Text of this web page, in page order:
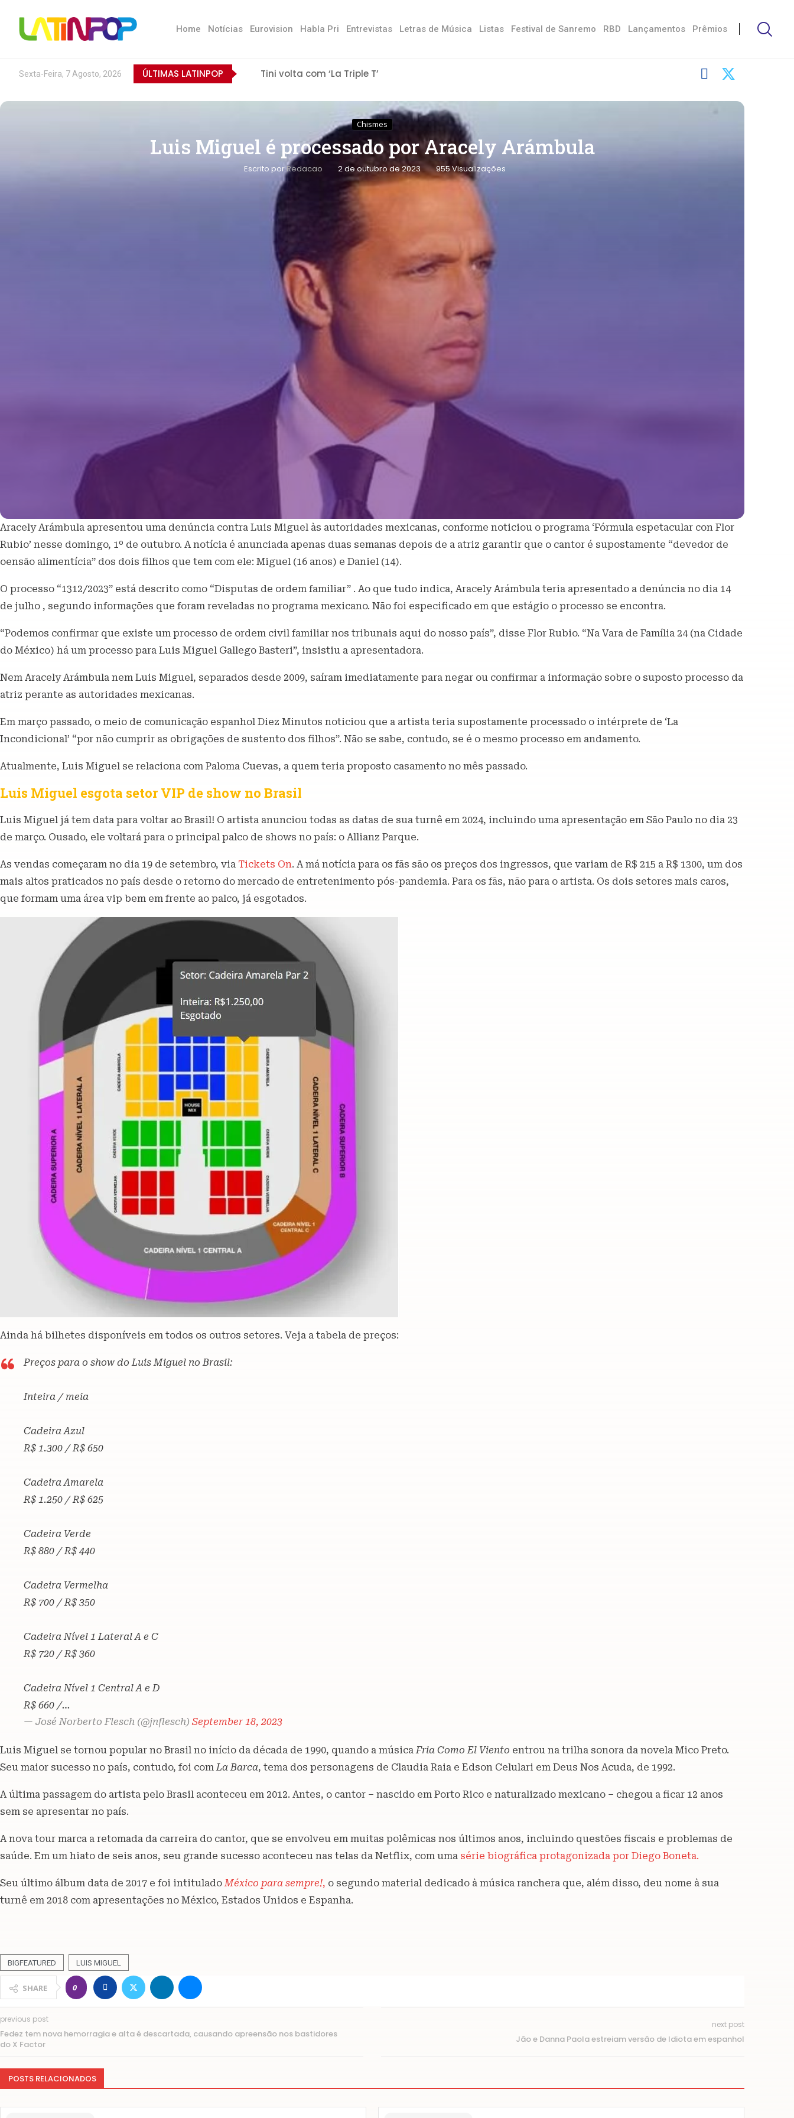
Home Notícias Eurovision Habla Pri Entrevistas Letras de Música Listas Festival de Sanremo RBD Lançamentos Prêmios
Sexta-Feira, 7 Agosto, 2026 ÚLTIMAS LATINPOP Tini volta com ‘La Triple T’
Chismes
Luis Miguel é processado por Aracely Arámbula
Escrito porRedacao 2 de outubro de 2023 955Visualizações
Aracely Arámbula apresentou uma denúncia contra Luis Miguel às autoridades mexicanas, conforme noticiou o programa ‘Fórmula espetacular con Flor
Rubio’ nesse domingo, 1º de outubro. A notícia é anunciada apenas duas semanas depois de a atriz garantir que o cantor é supostamente “devedor de
oensão alimentícia” dos dois filhos que tem com ele: Miguel (16 anos) e Daniel (14).
O processo “1312/2023” está descrito como “Disputas de ordem familiar” . Ao que tudo indica, Aracely Arámbula teria apresentado a denúncia no dia 14
de julho , segundo informações que foram reveladas no programa mexicano. Não foi especificado em que estágio o processo se encontra.
“Podemos confirmar que existe um processo de ordem civil familiar nos tribunais aqui do nosso país”, disse Flor Rubio. “Na Vara de Família 24 (na Cidade
do México) há um processo para Luis Miguel Gallego Basteri”, insistiu a apresentadora.
Nem Aracely Arámbula nem Luis Miguel, separados desde 2009, saíram imediatamente para negar ou confirmar a informação sobre o suposto processo da
atriz perante as autoridades mexicanas.
Em março passado, o meio de comunicação espanhol Diez Minutos noticiou que a artista teria supostamente processado o intérprete de ‘La
Incondicional’ “por não cumprir as obrigações de sustento dos filhos”. Não se sabe, contudo, se é o mesmo processo em andamento.
Atualmente, Luis Miguel se relaciona com Paloma Cuevas, a quem teria proposto casamento no mês passado.
Luis Miguel esgota setor VIP de show no Brasil
Luis Miguel já tem data para voltar ao Brasil! O artista anunciou todas as datas de sua turnê em 2024, incluindo uma apresentação em São Paulo no dia 23
de março. Ousado, ele voltará para o principal palco de shows no país: o Allianz Parque.
As vendas começaram no dia 19 de setembro, via Tickets On. A má notícia para os fãs são os preços dos ingressos, que variam de R$ 215 a R$ 1300, um dos
mais altos praticados no país desde o retorno do mercado de entretenimento pós-pandemia. Para os fãs, não para o artista. Os dois setores mais caros,
que formam uma área vip bem em frente ao palco, já esgotados.
Ainda há bilhetes disponíveis em todos os outros setores. Veja a tabela de preços:
Preços para o show do Luis Miguel no Brasil:
Inteira / meia
Cadeira Azul
R$ 1.300 / R$ 650
Cadeira Amarela
R$ 1.250 / R$ 625
Cadeira Verde
R$ 880 / R$ 440
Cadeira Vermelha
R$ 700 / R$ 350
Cadeira Nível 1 Lateral A e C
R$ 720 / R$ 360
Cadeira Nível 1 Central A e D
R$ 660 /…
— José Norberto Flesch (@jnflesch) September 18, 2023
Luis Miguel se tornou popular no Brasil no início da década de 1990, quando a músicaFria Como El Viento entrou na trilha sonora da novela Mico Preto.
Seu maior sucesso no país, contudo, foi comLa Barca, tema dos personagens de Claudia Raia e Edson Celulari em Deus Nos Acuda, de 1992.
A última passagem do artista pelo Brasil aconteceu em 2012. Antes, o cantor – nascido em Porto Rico e naturalizado mexicano – chegou a ficar 12 anos
sem se apresentar no país.
A nova tour marca a retomada da carreira do cantor, que se envolveu em muitas polêmicas nos últimos anos, incluindo questões fiscais e problemas de
saúde. Em um hiato de seis anos, seu grande sucesso aconteceu nas telas da Netflix, com uma série biográfica protagonizada por Diego Boneta.
Seu último álbum data de 2017 e foi intitulado México para sempre!, o segundo material dedicado à música ranchera que, além disso, deu nome à sua
turnê em 2018 com apresentações no México, Estados Unidos e Espanha.
BIGFEATURED LUIS MIGUEL
SHARE 0
previous post
Fedez tem nova hemorragia e alta é descartada, causando apreensão nos bastidores
do X Factor
next post
Jão e Danna Paola estreiam versão de Idiota em espanhol
POSTS RELACIONADOS